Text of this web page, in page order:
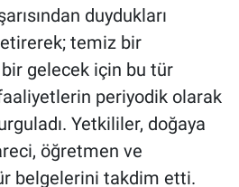
duydukları
temiz bir
gelecek için bu tür
periyodik olarak
Yetkililer, doğaya
öğretmen ve
belgelerini takdim etti.